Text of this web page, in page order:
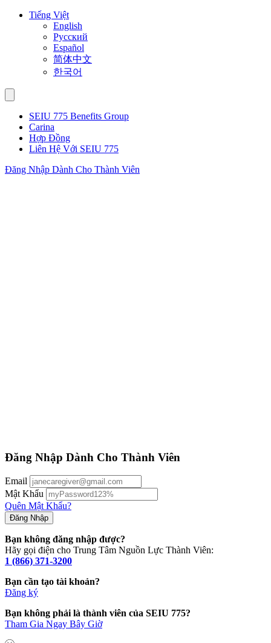
Skip
Tiếng Việt
English
Русский
Español
简体中文
한국어
SEIU 775 Benefits Group
Carina
Hợp Đồng
Liên Hệ Với SEIU 775
Đăng Nhập Dành Cho Thành Viên
Đăng Nhập Dành Cho Thành Viên
Email
Mật Khẩu
Quên Mật Khẩu?
Bạn không đăng nhập được?
Hãy gọi điện cho Trung Tâm Nguồn Lực Thành Viên:
1 (866) 371-3200
Bạn cần tạo tài khoản?
Đăng ký
Bạn không phải là thành viên của SEIU 775?
Tham Gia Ngay Bây Giờ